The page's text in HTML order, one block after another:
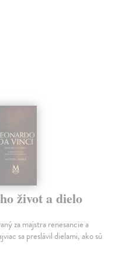
život a dielo
za majstra renesancie a
sa preslávil dielami, ako sú